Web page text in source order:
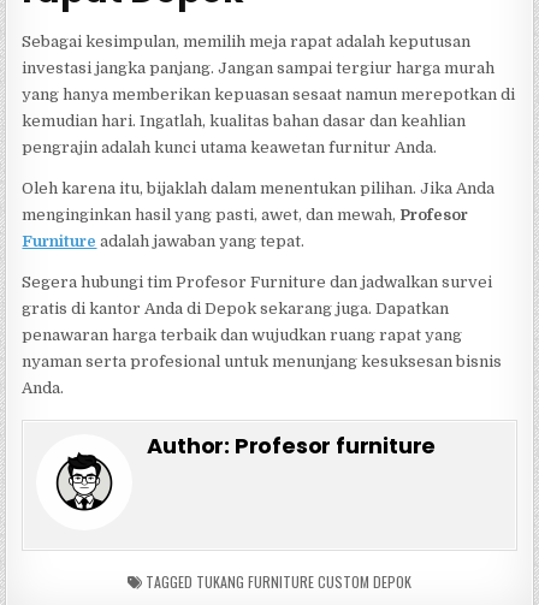
Sebagai kesimpulan, memilih meja rapat adalah keputusan
investasi jangka panjang. Jangan sampai tergiur harga murah
yang hanya memberikan kepuasan sesaat namun merepotkan di
kemudian hari. Ingatlah, kualitas bahan dasar dan keahlian
pengrajin adalah kunci utama keawetan furnitur Anda.
Oleh karena itu, bijaklah dalam menentukan pilihan. Jika Anda
menginginkan hasil yang pasti, awet, dan mewah, Profesor
Furniture adalah jawaban yang tepat.
Segera hubungi tim Profesor Furniture dan jadwalkan survei
gratis di kantor Anda di Depok sekarang juga. Dapatkan
penawaran harga terbaik dan wujudkan ruang rapat yang
nyaman serta profesional untuk menunjang kesuksesan bisnis
Anda.
Author: Profesor furniture
TAGGED TUKANG FURNITURE CUSTOM DEPOK